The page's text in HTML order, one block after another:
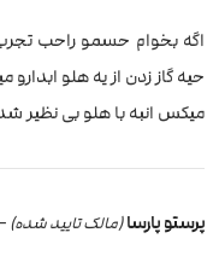
اگه بخوام حسمو راحب
حیه گاز زدن از یه هلو ابدارو
میکس انبه با هلو بی نظیر
پرستو پارسا(مالک تایید شده)